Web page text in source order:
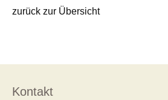
zurück zur Übersicht
Kontakt